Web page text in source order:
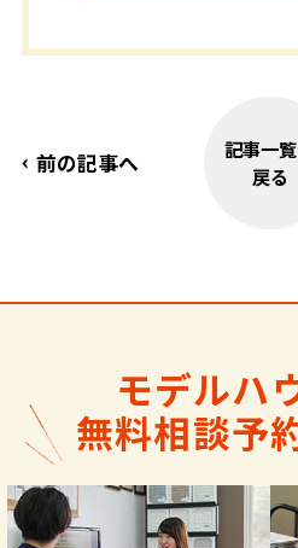
前の記事へ
記事一
戻る
モデルハ
無料相談予